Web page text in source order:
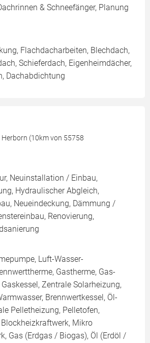
& Schneefänger, Planung
Flachdacharbeiten, Blechdach,
Schieferdach, Eigenheimdächer,
Dachabdichtung
(10km von 55758
Neuinstallation / Einbau,
Hydraulischer Abgleich,
Neueindeckung, Dämmung /
Renovierung,
Luft-Wasser-
Gastherme, Gas-
Zentrale Solarheizung,
Brennwertkessel, Öl-
Pelletheizung, Pelletofen,
Mikro
Gas (Erdgas / Biogas), Öl (Erdöl /